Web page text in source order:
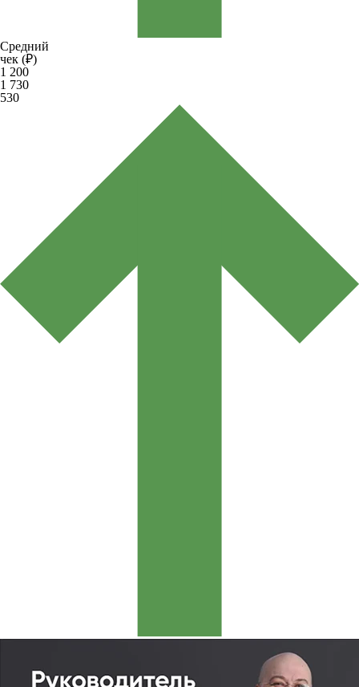
Средний
чек (₽)
1 200
1 730
530